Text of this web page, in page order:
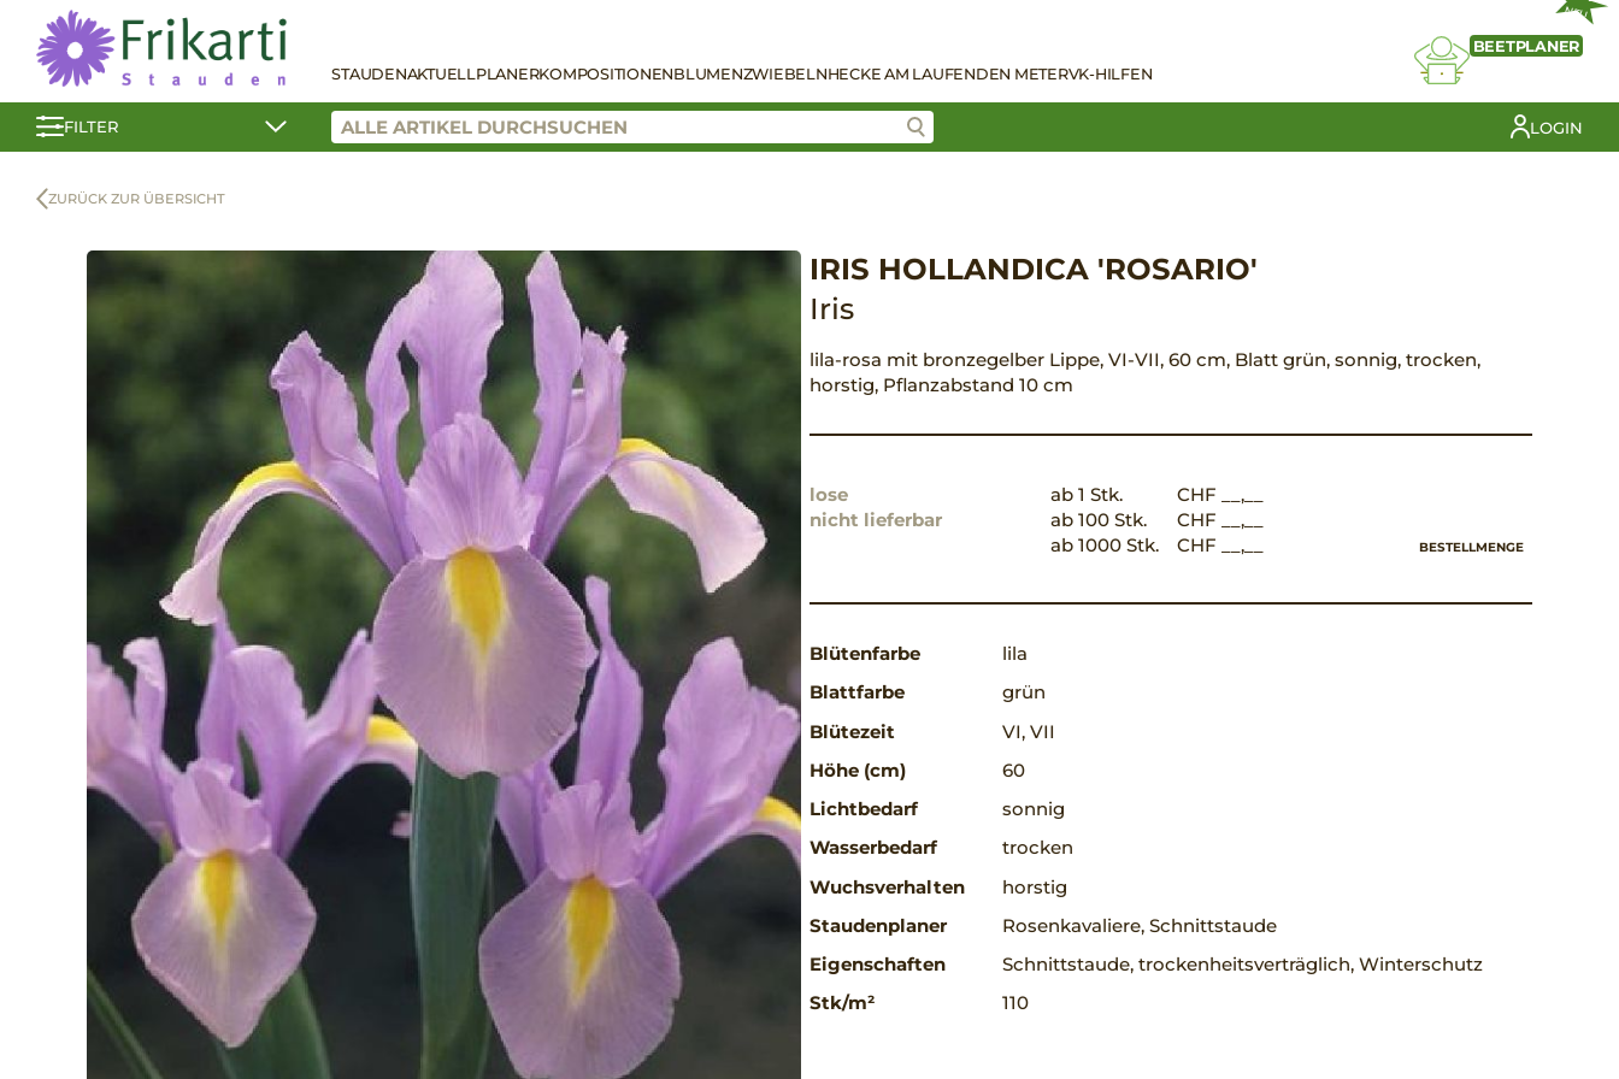
STAUDENAKTUELLPLANERKOMPOSITIONENBLUMENZWIEBELNHECKE AM LAUFENDEN METERVK-HILFEN
NEU
BEETPLANER
FILTER LOGIN
ZURÜCK ZUR ÜBERSICHT
IRIS HOLLANDICA 'ROSARIO'
Iris
lila-rosa mit bronzegelber Lippe, VI-VII, 60 cm, Blatt grün, sonnig, trocken,
horstig, Pflanzabstand 10 cm
lose
nicht lieferbar
ab 1 Stk.
CHF __,__
ab 100 Stk.
CHF __,__
ab 1000 Stk.
CHF __,__ BESTELLMENGE
Blütenfarbe
lila
Blattfarbe
grün
Blütezeit
VI, VII
Höhe (cm)
60
Lichtbedarf
sonnig
Wasserbedarf
trocken
Wuchsverhalten
horstig
Staudenplaner
Rosenkavaliere, Schnittstaude
Eigenschaften
Schnittstaude, trockenheitsverträglich, Winterschutz
Stk/m²
110